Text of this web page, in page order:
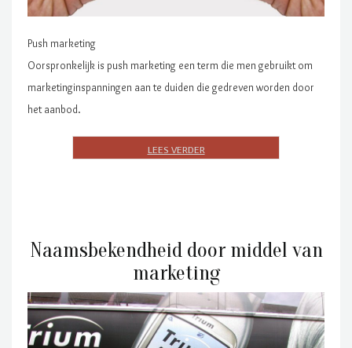
Push marketing
Oorspronkelijk is push marketing een term die men gebruikt om
marketinginspanningen aan te duiden die gedreven worden door
het aanbod.
Naamsbekendheid door middel van
marketing